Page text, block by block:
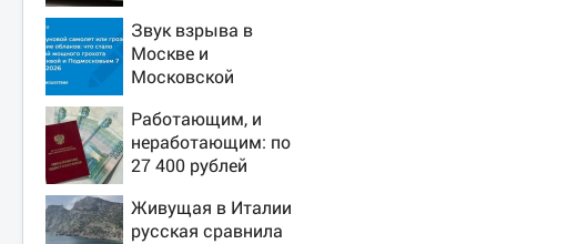
квартиру
Звук взрыва в
Москве и
Московской
2026 года: Причины,
источник, откуда
был громкий хлопок
Работающим, и
неработающим: по
27 400 рублей
в сентябре -
PrimaMedia.ru
Живущая в Италии
русская сравнила